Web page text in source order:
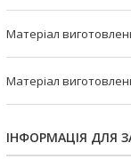
Матеріал
Матеріал
ІНФОРМАЦІЯ ДЛЯ